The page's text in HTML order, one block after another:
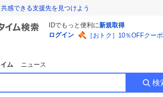
感できる支援先を見つけよう
IDでもっと便利に新規取得
ログイン
［おトク］10％OFFクー
ム ニュース
検